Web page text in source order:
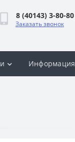
8 (40143) 3-80-80
Заказать звонок
Информация